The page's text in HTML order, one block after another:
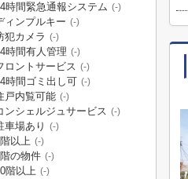
時間緊急通報システム (-)
ィンプルキー (-)
犯カメラ (-)
時間有人管理 (-)
ロントサービス (-)
時間ゴミ出し可 (-)
戸内覧可能 (-)
ンシェルジュサービス (-)
車場あり (-)
以上 (-)
の物件 (-)
階以上 (-)